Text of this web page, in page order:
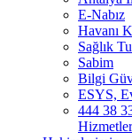
E-Nabız
Havanı
Sağlık
Sabim
Bilgi
ESYS,
444 38